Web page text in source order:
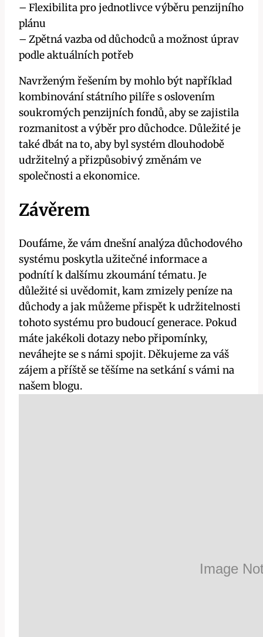
– Flexibilita pro jednotlivce výběru penzijního
plánu
– Zpětná vazba od důchodců a možnost úprav
podle aktuálních potřeb
Navrženým řešením by mohlo být například
kombinování státního pilíře s oslovením
soukromých penzijních fondů, aby se zajistila
rozmanitost a výběr pro důchodce. Důležité je
také dbát na to, aby byl systém dlouhodobě
udržitelný a přizpůsobivý změnám ve
společnosti a ekonomice.
Závěrem
Doufáme, že vám dnešní analýza důchodového
systému poskytla užitečné informace a
podnítí k dalšímu zkoumání tématu. Je
důležité si uvědomit, kam zmizely peníze na
důchody a jak můžeme přispět k udržitelnosti
tohoto systému pro budoucí generace. Pokud
máte jakékoli dotazy nebo připomínky,
neváhejte se s námi spojit. Děkujeme za váš
zájem a příště se těšíme na setkání s vámi na
našem blogu.